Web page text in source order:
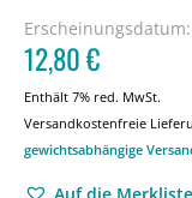
Erscheinungsdatum:
12,80€
Enthält 7% red. MwSt.
Versandkostenfreie
gewichtsabhängige
Auf die Merkliste